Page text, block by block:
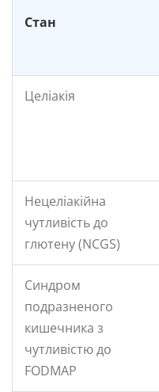
Стан
Целіакія
Нецеліакійна
чутливість до
глютену (NCGS)
Синдром
подразненого
кишечника з
чутливістю до
FODMAP